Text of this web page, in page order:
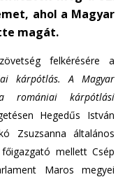
ahol a Magyar
magát.
felkérésére a
kárpótlás. A Magyar
romániai kárpótlási
Hegedűs István
Zsuzsanna általános
mellett Csép
Maros megyei